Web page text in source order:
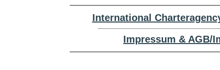
International
Impressum & AGB/